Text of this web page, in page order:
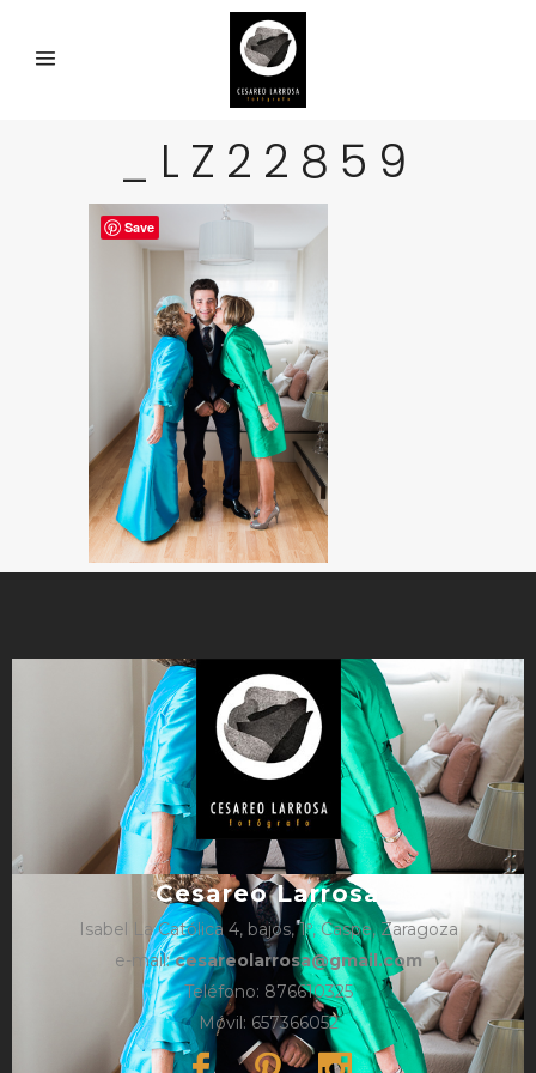
_LZ22859
Cesareo Larrosa
Isabel La Católica 4, bajos, 1º, Caspe, Zaragoza
e-mail:cesareolarrosa@gmail.com
Teléfono: 876610325
Móvil: 657366052
Save